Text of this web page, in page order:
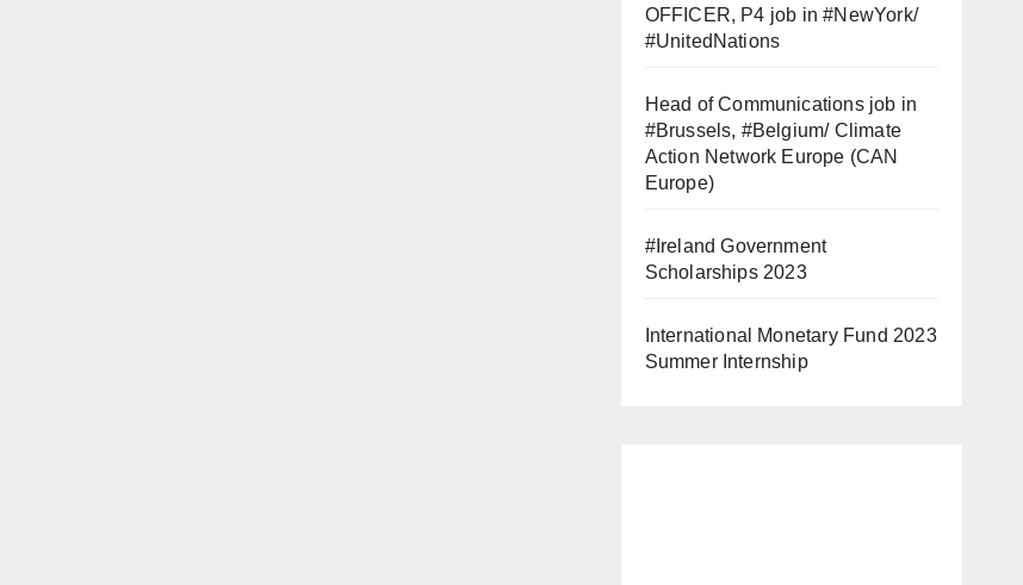
OFFICER, P4 job in #NewYork/
#UnitedNations
Head of Communications job in
#Brussels, #Belgium/ Climate
Action Network Europe (CAN
Europe)
#Ireland Government
Scholarships 2023
International Monetary Fund 2023
Summer Internship